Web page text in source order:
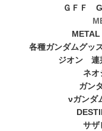
ＧＦＦ
各種ガンダムグッ
ジオン 連
ネ
ガン
νガン
サ